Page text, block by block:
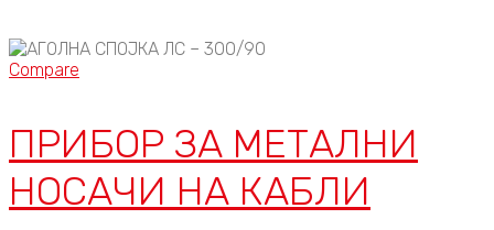
Compare
ПРИБОР ЗА МЕТАЛНИ
НОСАЧИ НА КАБЛИ